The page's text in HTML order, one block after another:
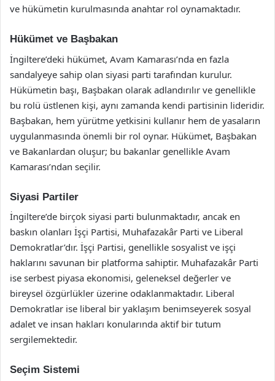
ve hükümetin kurulmasında anahtar rol oynamaktadır.
Hükümet ve Başbakan
İngiltere’deki hükümet, Avam Kamarası’nda en fazla
sandalyeye sahip olan siyasi parti tarafından kurulur.
Hükümetin başı, Başbakan olarak adlandırılır ve genellikle
bu rolü üstlenen kişi, aynı zamanda kendi partisinin lideridir.
Başbakan, hem yürütme yetkisini kullanır hem de yasaların
uygulanmasında önemli bir rol oynar. Hükümet, Başbakan
ve Bakanlardan oluşur; bu bakanlar genellikle Avam
Kamarası’ndan seçilir.
Siyasi Partiler
İngiltere’de birçok siyasi parti bulunmaktadır, ancak en
baskın olanları İşçi Partisi, Muhafazakâr Parti ve Liberal
Demokratlar’dır. İşçi Partisi, genellikle sosyalist ve işçi
haklarını savunan bir platforma sahiptir. Muhafazakâr Parti
ise serbest piyasa ekonomisi, geleneksel değerler ve
bireysel özgürlükler üzerine odaklanmaktadır. Liberal
Demokratlar ise liberal bir yaklaşım benimseyerek sosyal
adalet ve insan hakları konularında aktif bir tutum
sergilemektedir.
Seçim Sistemi